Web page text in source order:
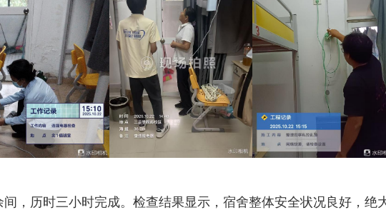
，历时三小时完成。检查结果显示，宿舍整体安全状况良好，